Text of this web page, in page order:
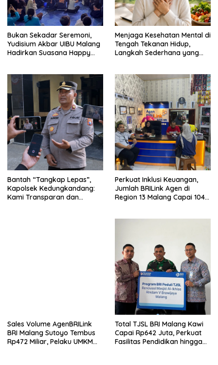
Bukan Sekadar Seremoni,
Yudisium Akbar UIBU Malang
Hadirkan Suasana Happy
Menjaga Kesehatan Mental di
Tengah Tekanan Hidup,
Langkah Sederhana yang
Bantah “Tangkap Lepas”,
Kapolsek Kedungkandang:
Kami Transparan dan
Perkuat Inklusi Keuangan,
Jumlah BRILink Agen di
Region 13 Malang Capai 104
Sales Volume AgenBRILink
BRI Malang Sutoyo Tembus
Rp472 Miliar, Pelaku UMKM
Total TJSL BRI Malang Kawi
Capai Rp642 Juta, Perkuat
Fasilitas Pendidikan hingga